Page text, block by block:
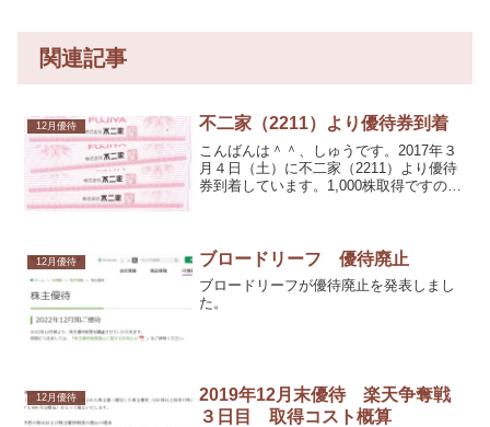
関連記事
12月優待 不二家（2211）より優待券到着
こんばんは＾＾、しゅうです。2017年３
月４日（土）に不二家（2211）より優待
券到着しています。1,000株取得ですの
12月優待 ブロードリーフ 優待廃止
ブロードリーフが優待廃止を発表しまし
た。
12月優待
2019年12月末優待 楽天争奪戦
３日目 取得コスト概算